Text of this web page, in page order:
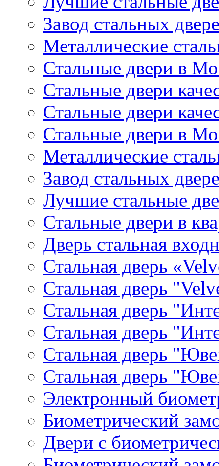
Завод стальных
Металлические
Стальные двери в
Стальные двери
Стальные двери
Стальные двери в
Металлические
Завод стальных
Лучшие стальные
Стальные двери в
Дверь стальная
Стальная дверь
Стальная дверь
Стальная дверь
Стальная дверь
Стальная дверь
Стальная дверь
Электронный
Биометрический
Двери с